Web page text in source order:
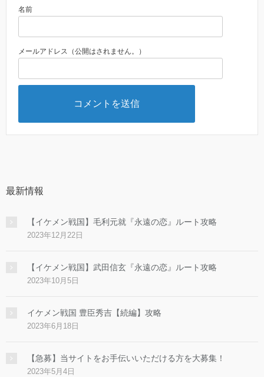
名前
メールアドレス（公開はされません。）
最新情報
【イケメン戦国】毛利元就『永遠の恋』ルート攻略
2023年12月22日
【イケメン戦国】武田信玄『永遠の恋』ルート攻略
2023年10月5日
イケメン戦国 豊臣秀吉【続編】攻略
2023年6月18日
【急募】当サイトをお手伝いいただける方を大募集！
2023年5月4日